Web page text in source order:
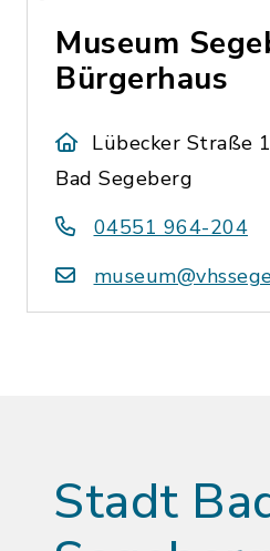
Museum
Bürgerhaus
Lübecker Straße
Bad Segeberg
04551 964-204
Stadt